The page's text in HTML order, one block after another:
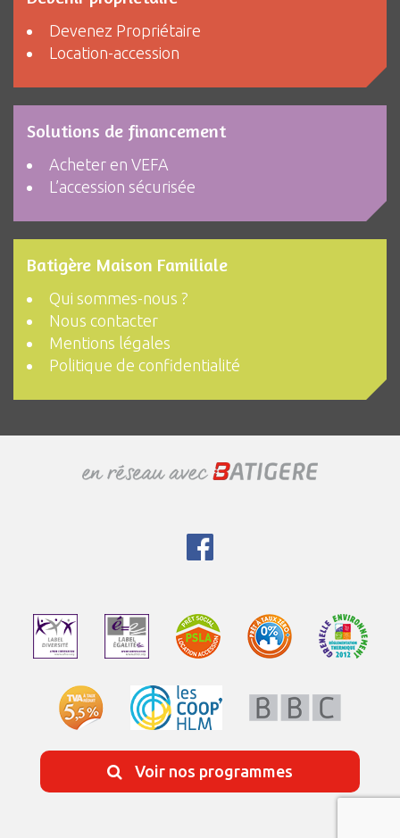
Voir nos programmes
Devenez Propriétaire
Location-accession
Solutions de financement
Acheter en VEFA
L’accession sécurisée
Batigère Maison Familiale
Qui sommes-nous ?
Nous contacter
Mentions légales
Politique de confidentialité